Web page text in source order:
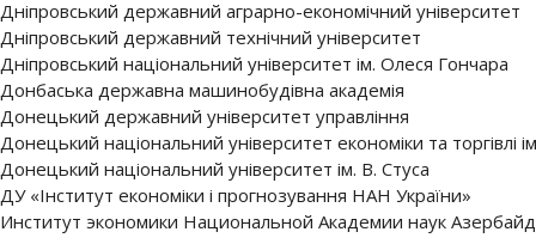
Дніпровський державний аграрно-економічний університет
Дніпровський державний технічний університет
Дніпровський національний університет ім. Олеся Гончара
Донбаська державна машинобудівна академія
Донецький державний університет управління
Донецький національний університет економіки та торгівлі
Донецький національний університет ім. В. Стуса
ДУ «Інститут економіки і прогнозування НАН України»
Институт экономики Национальной Академии наук